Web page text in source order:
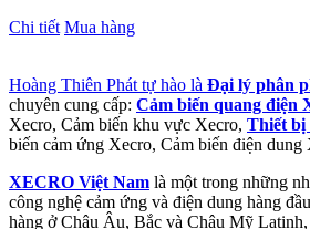
Chi tiết Mua hàng
Hoàng Thiên Phát tự hào là Đại lý phân
chuyên cung cấp: Cảm biến quang điện
Xecro, Cảm biến khu vực Xecro, Thiết bị
biến cảm ứng Xecro, Cảm biến điện
XECRO Việt Nam là một trong những
công nghệ cảm ứng và điện dung hàng
hàng ở Châu Âu, Bắc và Châu Mỹ